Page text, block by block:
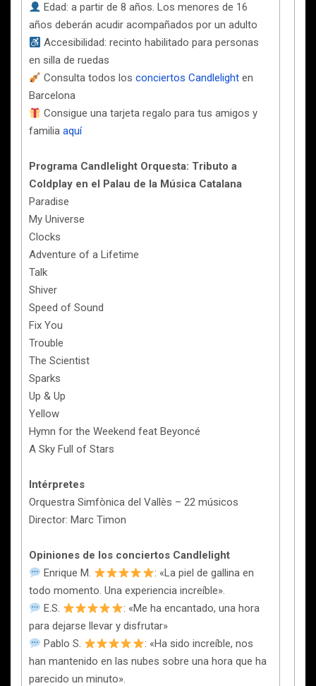
Edad: a partir de 8 años. Los menores de 16
años deberán acudir acompañados por un adulto
Accesibilidad: recinto habilitado para personas
en silla de ruedas
Consulta todos losconciertos Candlelight en
Barcelona
Consigue una tarjeta regalo para tus amigos y
familia aquí
Programa Candlelight Orquesta: Tributo a
Coldplay en el Palau de la Música Catalana
Paradise
My Universe
Clocks
Adventure of a Lifetime
Talk
Shiver
Speed of Sound
Fix You
Trouble
The Scientist
Sparks
Up & Up
Yellow
Hymn for the Weekend feat Beyoncé
A Sky Full of Stars
Intérpretes
Orquestra Simfònica del Vallès – 22 músicos
Director: Marc Timon
Opiniones de los conciertos Candlelight
Enrique M.
: «La piel de gallina en
todo momento. Una experiencia increíble».
E.S.
: «Me ha encantado, una hora
para dejarse llevar y disfrutar»
Pablo S.
: «Ha sido increíble, nos
han mantenido en las nubes sobre una hora que ha
parecido un minuto».